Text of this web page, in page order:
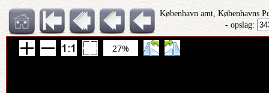
København amt, Københavns
- opslag:
27%